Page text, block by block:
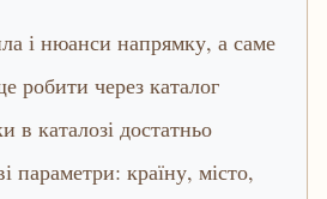
і нюанси напрямку, а саме
робити через каталог
в каталозі достатньо
параметри: країну, місто,